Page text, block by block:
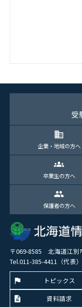
受
domain
企業・地域の方へ
groups
卒業生の方へ
group
保護者の方へ
〒069-8585 北海道江別
Tel.011-385-4411（代表）
トピックス
資料請求